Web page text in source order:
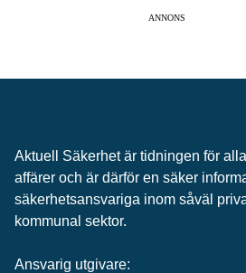
ANNONS
Aktuell Säkerhet är tidningen för
affärer och är därför en säker
säkerhets­ansvariga inom såväl
kommunal sektor.
Ansvarig utgivare: